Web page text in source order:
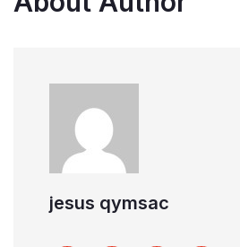
jesus qymsac